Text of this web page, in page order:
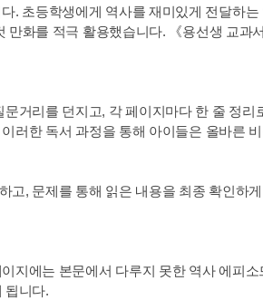
. 초등학생에게 역사를 재미있게 전달하
화를 적극 활용했습니다. 《용선생 교과
거리를 던지고, 각 페이지마다 한 줄 정
러한 독서 과정을 통해 아이들은 올바른
고, 문제를 통해 읽은 내용을 최종 확인하
지에는 본문에서 다루지 못한 역사 에피
됩니다.